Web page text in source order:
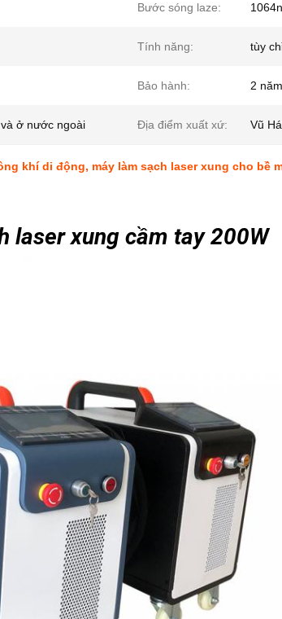
Bước sóng laze:
Tính năng: tùy
Bảo hành: 2 năm
ở nước ngoài Địa điểm xuất xứ: Vũ
khí di động, máy làm sạch laser xung cho bề
laser xung cầm tay 200W